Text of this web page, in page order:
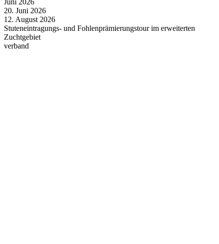
Juni 2026
20. Juni 2026
12. August 2026
Stuteneintragungs- und Fohlenprämierungstour im erweiterten
Zuchtgebiet
verband